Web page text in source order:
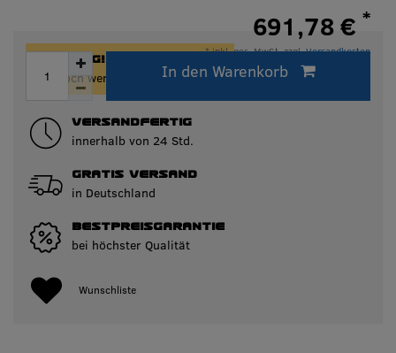
VERSANDFERTIG
innerhalb von 24 Std.
GRATIS VERSAND
in Deutschland
BESTPREISGARANTIE
bei höchster Qualität
Wunschliste
ACHTUNG!
Nur noch wenige Artikel auf Lager!
691,78 € *
* inkl. ges. MwSt. zzgl.Versandkosten
Innerhalb von 24h versandfertig.
In den Warenkorb